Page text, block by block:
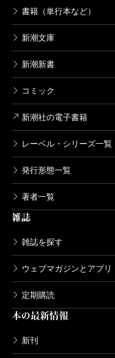
書籍（単行本など）
新潮文庫
新潮新書
コミック
新潮社の電子書籍
レーベル・シリーズ一覧
発行形態一覧
著者一覧
雑誌
雑誌を探す
ウェブマガジンとアプリ
定期購読
本の最新情報
新刊